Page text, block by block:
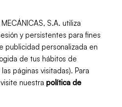
S.A. utiliza
y persistentes para fines
publicidad personalizada en
de tus hábitos de
páginas visitadas). Para
nuestra política de